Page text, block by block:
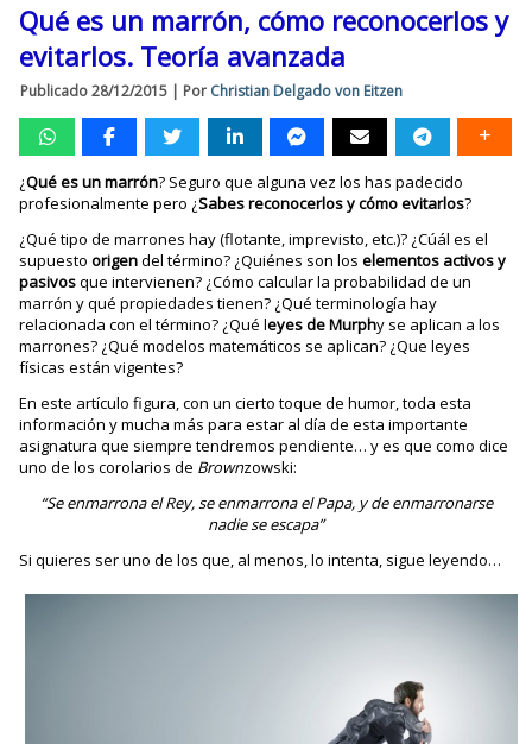
Qué es un marrón, cómo reconocerlos y
evitarlos. Teoría avanzada
Publicado 28/12/2015 | Por Christian Delgado von Eitzen
¿Qué es un marrón? Seguro que alguna vez los has padecido
profesionalmente pero ¿Sabes reconocerlos y cómo evitarlos?
¿Qué tipo de marrones hay (flotante, imprevisto, etc.)? ¿Cúál es el
supuestoorigendel término? ¿Quiénes son loselementos activos y
pasivosque intervienen? ¿Cómo calcular la probabilidad de un
marrón y qué propiedades tienen? ¿Qué terminología hay
relacionada con el término? ¿Qué leyes de Murphy se aplican a los
marrones? ¿Qué modelos matemáticos se aplican? ¿Que leyes
físicas están vigentes?
En este artículo figura, con un cierto toque de humor, toda esta
información y mucha más para estar al día de esta importante
asignatura que siempre tendremos pendiente… y es que como dice
uno de los corolarios de Brownzowski:
“Se enmarrona el Rey, se enmarrona el Papa, y de enmarronarse
nadie se escapa”
Si quieres ser uno de los que, al menos, lo intenta, sigue leyendo…